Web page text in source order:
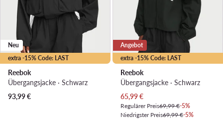
extra -15% Code: LAST
Neu
Reebok
Übergangsjacke · Schwarz
93,99€
extra -15% Code: LAST
Angebot
Reebok
Übergangsjacke · Schwarz
Aktueller Preis
65,99€
Regulärer Preis69,99 €-5%
Niedrigster Preis69,99 €-5%